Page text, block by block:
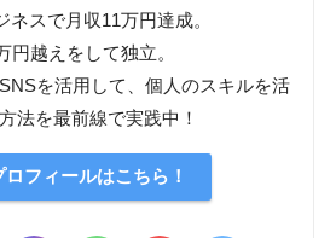
ネスで月収11万円達成。
円越えをして独立。
を活用して、個人のスキルを活
法を最前線で実践中！
フィールはこちら！